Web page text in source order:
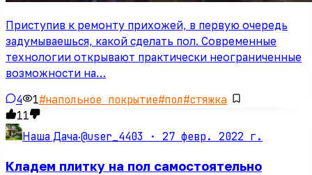
Приступив к ремонту прихожей, в первую очередь
задумываешься, какой сделать пол. Современные
технологии открывают практически неограниченные
возможности на…
4 1#напольное покрытие#пол#стяжка
11
Наша Дача·@user_4403 · 27 февр. 2022 г.
Кладем плитку на пол самостоятельно